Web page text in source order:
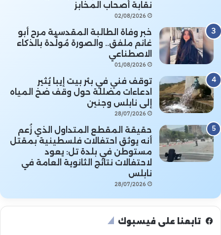
نقابة أصحاب المخابز
02/08/2026
خبر وفاة الطالبة المقدسية مرح أبو
غانم ملفق.. والصورة مُولَّدة بالذكاء
الاصطناعي
01/08/2026
توقف فني في بئر بيت إيبا يُثير
ادعاءات مضللة حول وقف ضخ المياه
إلى نابلس وجنين
28/07/2026
حقيقة المقطع المتداول الذي زُعم
أنه يوثق احتفالات فلسطينية بمقتل
مستوطن في بلدة تل: يعود
لاحتفالات نتائج الثانوية العامة في
نابلس
28/07/2026
تابعنا على فيسبوك